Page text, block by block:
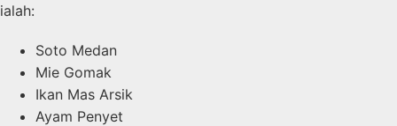
ialah:
Soto Medan
Mie Gomak
Ikan Mas Arsik
Ayam Penyet